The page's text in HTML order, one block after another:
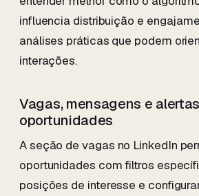
influencia distribuição e
análises práticas que podem
interações.
Vagas, mensagens e
oportunidades
A seção de vagas no LinkedIn
oportunidades com filtros
posições de interesse e